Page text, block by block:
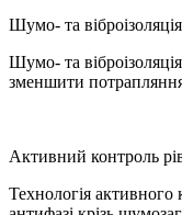
Шумо- та віброізоляція
Шумо- та
зменшити
Активний контроль
Технологія